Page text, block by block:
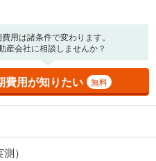
出金利とは何ら関係がなく、実際
ら保証するものではありません。返
おります。入力された金利を35年
います。
ります。ご注意ください。実際にお
ご自身でご確認をお願いいたしま
とがあります。
相談をする 無料
用は諸条件で変わります。
産会社に相談しませんか？
費用が知りたい 無料
測）